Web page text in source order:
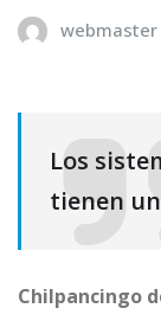
webmaster
Los
tienen
Chilpancingo